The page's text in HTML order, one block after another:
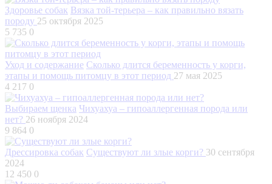
Здоровье собак Вязка той-терьера – как правильно вязать
породу 25 октября 2025
5 735 0
Уход и содержание Сколько длится беременность у корги,
этапы и помощь питомцу в этот период 27 мая 2025
4 217 0
Выбираем щенка Чихуахуа – гипоаллергенная порода или
нет? 26 ноября 2024
9 864 0
Дрессировка собак Существуют ли злые корги? 30 сентября
2024
12 450 0